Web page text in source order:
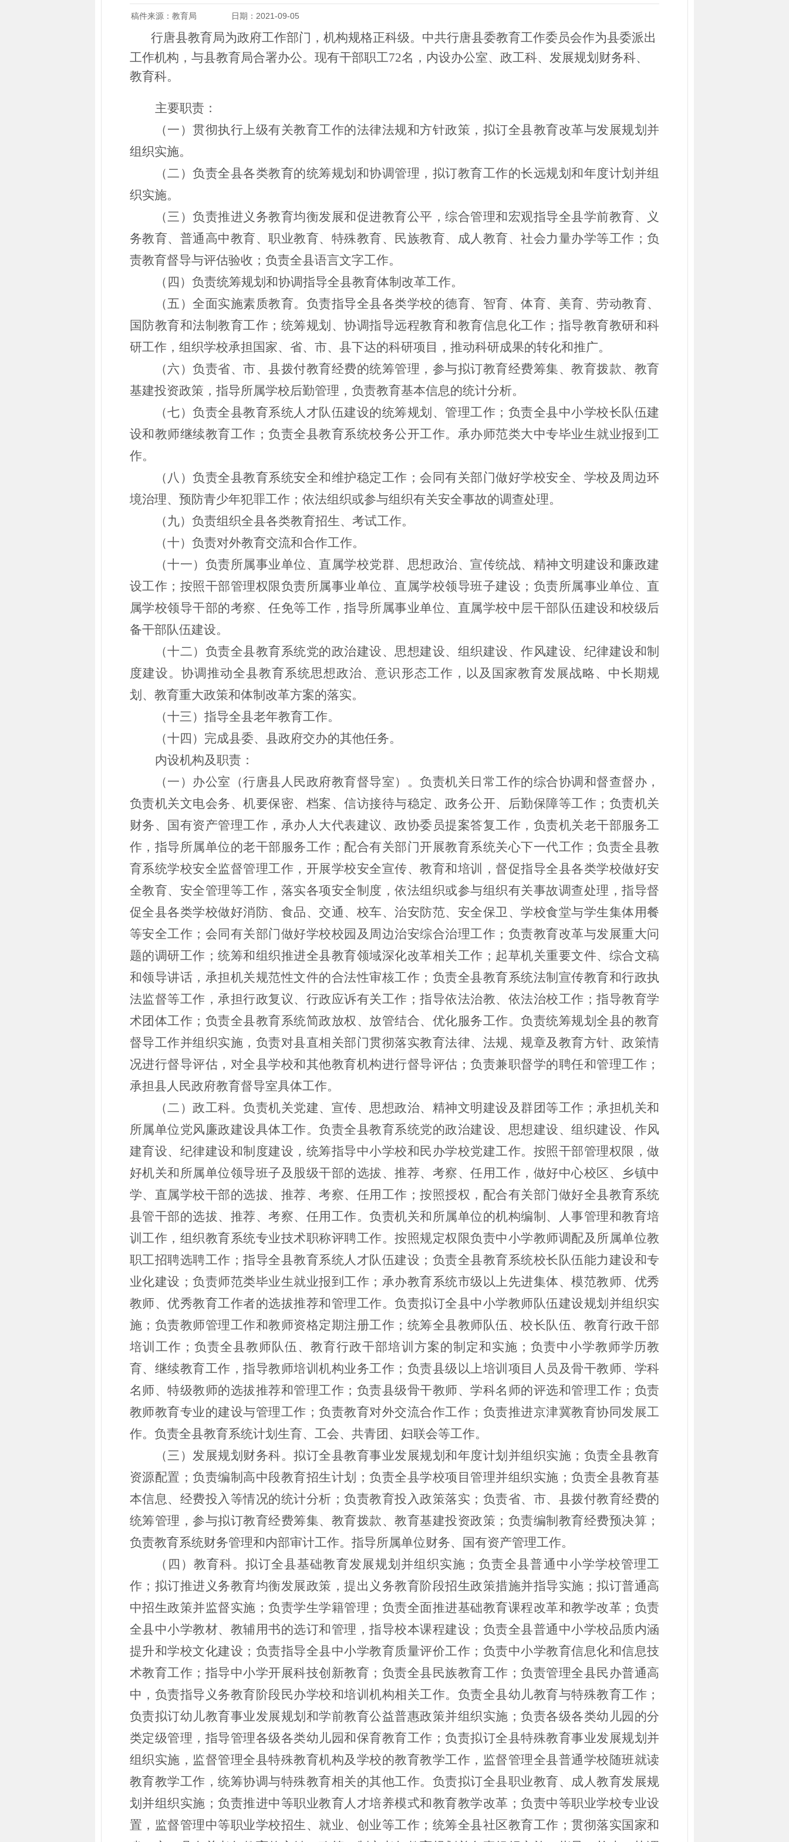
稿件来源：教育局 日期：2021-09-05
行唐县教育局为政府工作部门，机构规格正科级。中共行唐县委教育工作委员会作为县委派出
工作机构，与县教育局合署办公。现有干部职工72名，内设办公室、政工科、发展规划财务科、
教育科。
主要职责：
（一）贯彻执行上级有关教育工作的法律法规和方针政策，拟订全县教育改革与发展规划并
组织实施。
（二）负责全县各类教育的统筹规划和协调管理，拟订教育工作的长远规划和年度计划并组
织实施。
（三）负责推进义务教育均衡发展和促进教育公平，综合管理和宏观指导全县学前教育、义
务教育、普通高中教育、职业教育、特殊教育、民族教育、成人教育、社会力量办学等工作；负
责教育督导与评估验收；负责全县语言文字工作。
（四）负责统筹规划和协调指导全县教育体制改革工作。
（五）全面实施素质教育。负责指导全县各类学校的德育、智育、体育、美育、劳动教育、
国防教育和法制教育工作；统筹规划、协调指导远程教育和教育信息化工作；指导教育教研和科
研工作，组织学校承担国家、省、市、县下达的科研项目，推动科研成果的转化和推广。
（六）负责省、市、县拨付教育经费的统筹管理，参与拟订教育经费筹集、教育拨款、教育
基建投资政策，指导所属学校后勤管理，负责教育基本信息的统计分析。
（七）负责全县教育系统人才队伍建设的统筹规划、管理工作；负责全县中小学校长队伍建
设和教师继续教育工作；负责全县教育系统校务公开工作。承办师范类大中专毕业生就业报到工
作。
（八）负责全县教育系统安全和维护稳定工作；会同有关部门做好学校安全、学校及周边环
境治理、预防青少年犯罪工作；依法组织或参与组织有关安全事故的调查处理。
（九）负责组织全县各类教育招生、考试工作。
（十）负责对外教育交流和合作工作。
（十一）负责所属事业单位、直属学校党群、思想政治、宣传统战、精神文明建设和廉政建
设工作；按照干部管理权限负责所属事业单位、直属学校领导班子建设；负责所属事业单位、直
属学校领导干部的考察、任免等工作，指导所属事业单位、直属学校中层干部队伍建设和校级后
备干部队伍建设。
（十二）负责全县教育系统党的政治建设、思想建设、组织建设、作风建设、纪律建设和制
度建设。协调推动全县教育系统思想政治、意识形态工作，以及国家教育发展战略、中长期规
划、教育重大政策和体制改革方案的落实。
（十三）指导全县老年教育工作。
（十四）完成县委、县政府交办的其他任务。
内设机构及职责：
（一）办公室（行唐县人民政府教育督导室）。负责机关日常工作的综合协调和督查督办，
负责机关文电会务、机要保密、档案、信访接待与稳定、政务公开、后勤保障等工作；负责机关
财务、国有资产管理工作，承办人大代表建议、政协委员提案答复工作，负责机关老干部服务工
作，指导所属单位的老干部服务工作；配合有关部门开展教育系统关心下一代工作；负责全县教
育系统学校安全监督管理工作，开展学校安全宣传、教育和培训，督促指导全县各类学校做好安
全教育、安全管理等工作，落实各项安全制度，依法组织或参与组织有关事故调查处理，指导督
促全县各类学校做好消防、食品、交通、校车、治安防范、安全保卫、学校食堂与学生集体用餐
等安全工作；会同有关部门做好学校校园及周边治安综合治理工作；负责教育改革与发展重大问
题的调研工作；统筹和组织推进全县教育领域深化改革相关工作；起草机关重要文件、综合文稿
和领导讲话，承担机关规范性文件的合法性审核工作；负责全县教育系统法制宣传教育和行政执
法监督等工作，承担行政复议、行政应诉有关工作；指导依法治教、依法治校工作；指导教育学
术团体工作；负责全县教育系统简政放权、放管结合、优化服务工作。负责统筹规划全县的教育
督导工作并组织实施，负责对县直相关部门贯彻落实教育法律、法规、规章及教育方针、政策情
况进行督导评估，对全县学校和其他教育机构进行督导评估；负责兼职督学的聘任和管理工作；
承担县人民政府教育督导室具体工作。
（二）政工科。负责机关党建、宣传、思想政治、精神文明建设及群团等工作；承担机关和
所属单位党风廉政建设具体工作。负责全县教育系统党的政治建设、思想建设、组织建设、作风
建育设、纪律建设和制度建设，统筹指导中小学校和民办学校党建工作。按照干部管理权限，做
好机关和所属单位领导班子及股级干部的选拔、推荐、考察、任用工作，做好中心校区、乡镇中
学、直属学校干部的选拔、推荐、考察、任用工作；按照授权，配合有关部门做好全县教育系统
县管干部的选拔、推荐、考察、任用工作。负责机关和所属单位的机构编制、人事管理和教育培
训工作，组织教育系统专业技术职称评聘工作。按照规定权限负责中小学教师调配及所属单位教
职工招聘选聘工作；指导全县教育系统人才队伍建设；负责全县教育系统校长队伍能力建设和专
业化建设；负责师范类毕业生就业报到工作；承办教育系统市级以上先进集体、模范教师、优秀
教师、优秀教育工作者的选拔推荐和管理工作。负责拟订全县中小学教师队伍建设规划并组织实
施；负责教师管理工作和教师资格定期注册工作；统筹全县教师队伍、校长队伍、教育行政干部
培训工作；负责全县教师队伍、教育行政干部培训方案的制定和实施；负责中小学教师学历教
育、继续教育工作，指导教师培训机构业务工作；负责县级以上培训项目人员及骨干教师、学科
名师、特级教师的选拔推荐和管理工作；负责县级骨干教师、学科名师的评选和管理工作；负责
教师教育专业的建设与管理工作；负责教育对外交流合作工作；负责推进京津冀教育协同发展工
作。负责全县教育系统计划生育、工会、共青团、妇联会等工作。
（三）发展规划财务科。拟订全县教育事业发展规划和年度计划并组织实施；负责全县教育
资源配置；负责编制高中段教育招生计划；负责全县学校项目管理并组织实施；负责全县教育基
本信息、经费投入等情况的统计分析；负责教育投入政策落实；负责省、市、县拨付教育经费的
统筹管理，参与拟订教育经费筹集、教育拨款、教育基建投资政策；负责编制教育经费预决算；
负责教育系统财务管理和内部审计工作。指导所属单位财务、国有资产管理工作。
（四）教育科。拟订全县基础教育发展规划并组织实施；负责全县普通中小学学校管理工
作；拟订推进义务教育均衡发展政策，提出义务教育阶段招生政策措施并指导实施；拟订普通高
中招生政策并监督实施；负责学生学籍管理；负责全面推进基础教育课程改革和教学改革；负责
全县中小学教材、教辅用书的选订和管理，指导校本课程建设；负责全县普通中小学校品质内涵
提升和学校文化建设；负责指导全县中小学教育质量评价工作；负责中小学教育信息化和信息技
术教育工作；指导中小学开展科技创新教育；负责全县民族教育工作；负责管理全县民办普通高
中，负责指导义务教育阶段民办学校和培训机构相关工作。负责全县幼儿教育与特殊教育工作；
负责拟订幼儿教育事业发展规划和学前教育公益普惠政策并组织实施；负责各级各类幼儿园的分
类定级管理，指导管理各级各类幼儿园和保育教育工作；负责拟订全县特殊教育事业发展规划并
组织实施，监督管理全县特殊教育机构及学校的教育教学工作，监督管理全县普通学校随班就读
教育教学工作，统筹协调与特殊教育相关的其他工作。负责拟订全县职业教育、成人教育发展规
划并组织实施；负责推进中等职业教育人才培养模式和教育教学改革；负责中等职业学校专业设
置，监督管理中等职业学校招生、就业、创业等工作；统筹全县社区教育工作；贯彻落实国家和